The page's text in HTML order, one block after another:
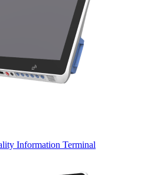
Information Terminal